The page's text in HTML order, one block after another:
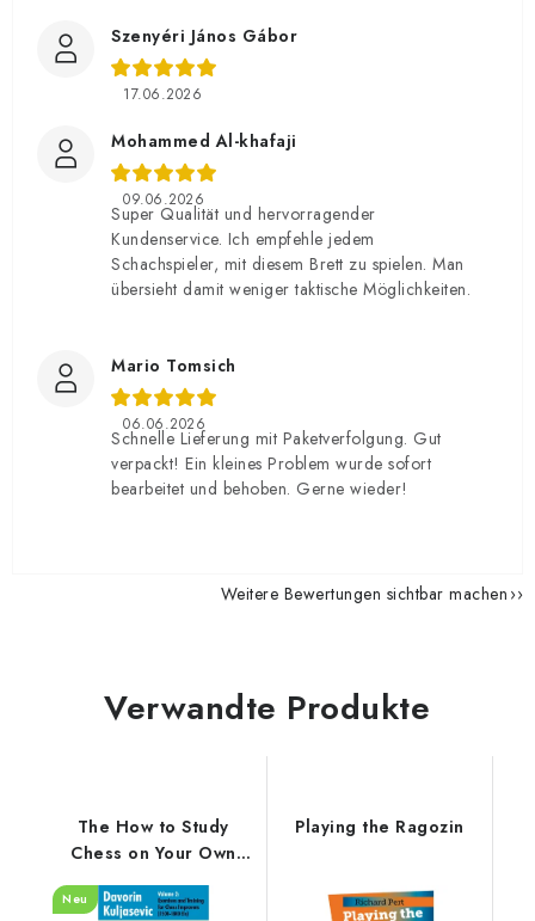
Szenyéri János Gábor
17.06.2026
Mohammed Al-khafaji
09.06.2026
Super Qualität und hervorragender
Kundenservice. Ich empfehle jedem
Schachspieler, mit diesem Brett zu spielen. Man
übersieht damit weniger taktische Möglichkeiten.
Mario Tomsich
06.06.2026
Schnelle Lieferung mit Paketverfolgung. Gut
verpackt! Ein kleines Problem wurde sofort
bearbeitet und behoben. Gerne wieder!
Weitere Bewertungen sichtbar machen
Verwandte Produkte
The How to Study
Chess on Your Own
Workbook Volume 2
Neu
Playing the Ragozin